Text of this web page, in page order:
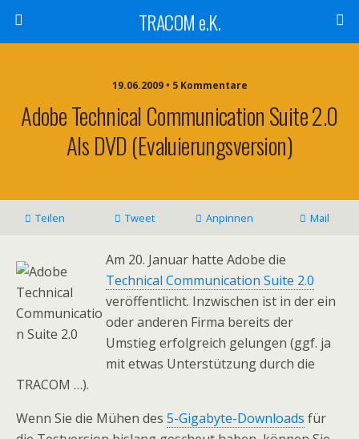
TRACOM e.K.
19.06.2009 • 5 Kommentare
Adobe Technical Communication Suite 2.0
Als DVD (Evaluierungsversion)
Teilen Tweet Anpinnen Mail
Am 20. Januar hatte Adobe die
Technical Communication Suite 2.0
veröffentlicht. Inzwischen ist in der ein
oder anderen Firma bereits der
Umstieg erfolgreich gelungen (ggf. ja
mit etwas Unterstützung durch die
TRACOM …).
Wenn Sie die Mühen des 5-Gigabyte-Downloads für